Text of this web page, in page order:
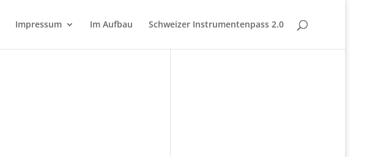
Impressum Im Aufbau Schweizer Instrumentenpass 2.0